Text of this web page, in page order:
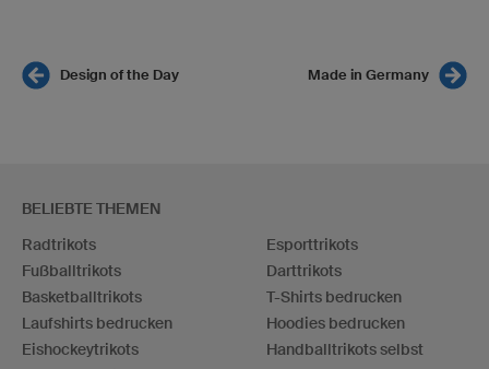
Design of the Day Made in Germany
BELIEBTE THEMEN
Radtrikots
Fußballtrikots
Basketballtrikots
Laufshirts bedrucken
Eishockeytrikots
Esporttrikots
Darttrikots
T-Shirts bedrucken
Hoodies bedrucken
Handballtrikots selbst